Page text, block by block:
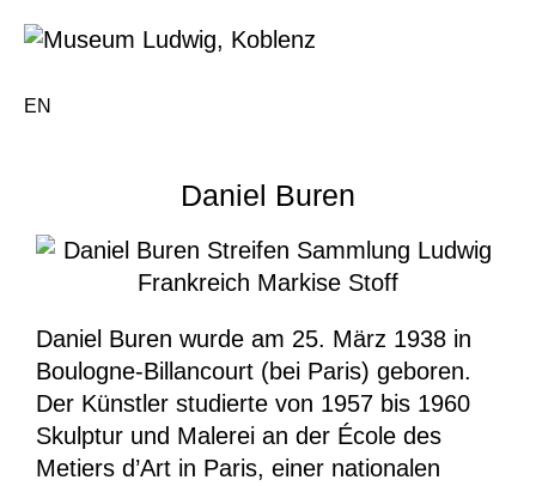
EN
Daniel Buren
Daniel Buren wurde am 25. März 1938 in
Boulogne-Billancourt (bei Paris) geboren.
Der Künstler studierte von 1957 bis 1960
Skulptur und Malerei an der École des
Metiers d’Art in Paris, einer nationalen